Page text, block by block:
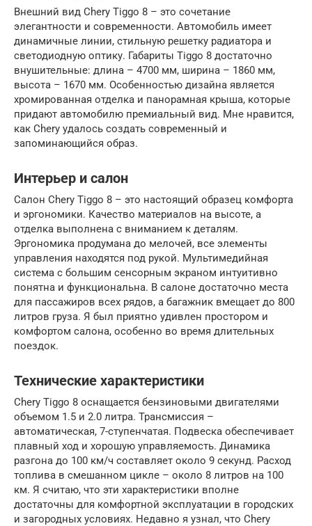
Внешний вид Chery Tiggo 8 – это сочетание
элегантности и современности. Автомобиль имеет
динамичные линии, стильную решетку радиатора и
светодиодную оптику. Габариты Tiggo 8 достаточно
внушительные: длина – 4700 мм, ширина – 1860 мм,
высота – 1670 мм. Особенностью дизайна является
хромированная отделка и панорамная крыша, которые
придают автомобилю премиальный вид. Мне нравится,
как Chery удалось создать современный и
запоминающийся образ.
Интерьер и салон
Салон Chery Tiggo 8 – это настоящий образец комфорта
и эргономики. Качество материалов на высоте, а
отделка выполнена с вниманием к деталям.
Эргономика продумана до мелочей, все элементы
управления находятся под рукой. Мультимедийная
система с большим сенсорным экраном интуитивно
понятна и функциональна. В салоне достаточно места
для пассажиров всех рядов, а багажник вмещает до 800
литров груза. Я был приятно удивлен простором и
комфортом салона, особенно во время длительных
поездок.
Технические характеристики
Chery Tiggo 8 оснащается бензиновыми двигателями
объемом 1.5 и 2.0 литра. Трансмиссия –
автоматическая, 7-ступенчатая. Подвеска обеспечивает
плавный ход и хорошую управляемость. Динамика
разгона до 100 км/ч составляет около 9 секунд. Расход
топлива в смешанном цикле – около 8 литров на 100
км. Я считаю, что эти характеристики вполне
достаточны для комфортной эксплуатации в городских
и загородных условиях. Недавно я узнал, что Chery